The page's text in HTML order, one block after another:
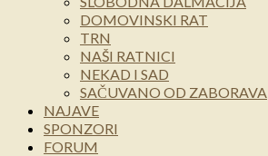
DOMOVINSKI RAT
TRN
NAŠI RATNICI
NEKAD I SAD
SAČUVANO OD ZABORAVA
NAJAVE
SPONZORI
FORUM